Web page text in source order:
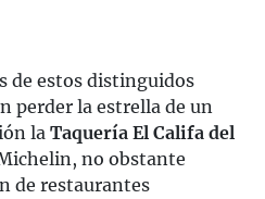
de estos distinguidos
perder la estrella de un
la Taquería El Califa del
no obstante
de restaurantes